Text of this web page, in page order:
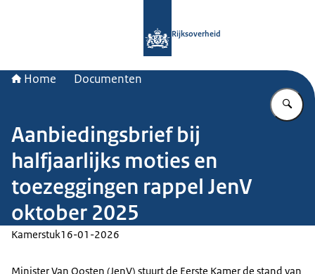
Rijksoverheid
Home Documenten
Aanbiedingsbrief bij
halfjaarlijks moties en
toezeggingen rappel JenV
oktober 2025
Kamerstuk16-01-2026
Minister Van Oosten (JenV) stuurt de Eerste Kamer de stand van